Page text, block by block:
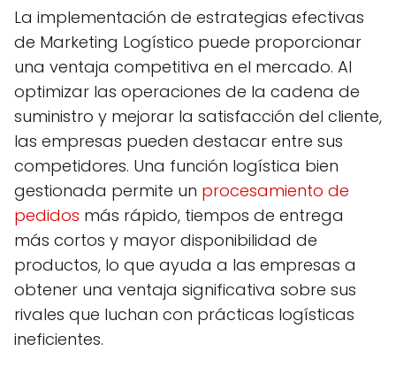
La implementación de estrategias efectivas
de Marketing Logístico puede proporcionar
una ventaja competitiva en el mercado. Al
optimizar las operaciones de la cadena de
suministro y mejorar la satisfacción del cliente,
las empresas pueden destacar entre sus
competidores. Una función logística bien
gestionada permite un procesamiento de
pedidos más rápido, tiempos de entrega
más cortos y mayor disponibilidad de
productos, lo que ayuda a las empresas a
obtener una ventaja significativa sobre sus
rivales que luchan con prácticas logísticas
ineficientes.